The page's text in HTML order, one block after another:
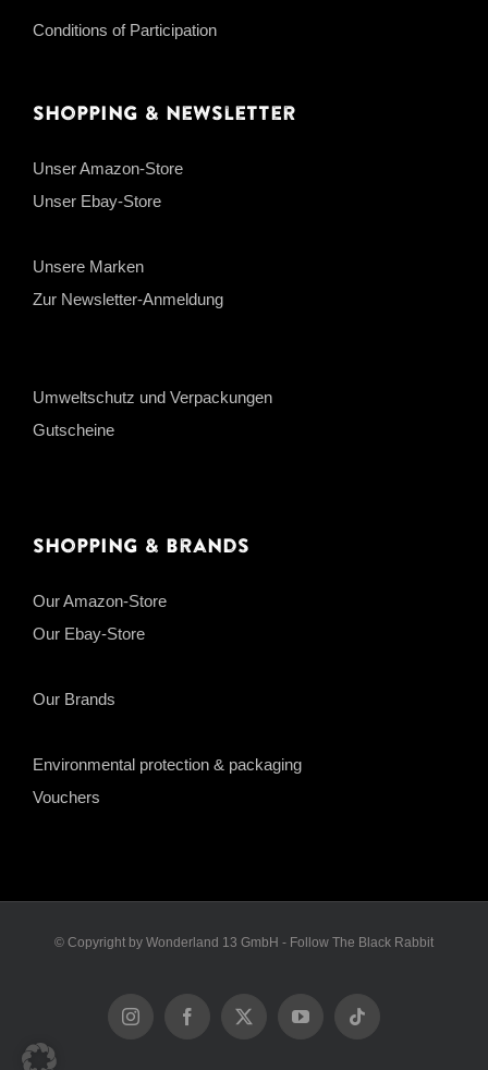
Conditions of Participation
Shopping & Newsletter
Unser Amazon-Store
Unser Ebay-Store
Unsere Marken
Zur Newsletter-Anmeldung
Umweltschutz und Verpackungen
Gutscheine
Shopping & Brands
Our Amazon-Store
Our Ebay-Store
Our Brands
Environmental protection & packaging
Vouchers
© Copyright by Wonderland 13 GmbH - Follow The Black Rabbit
InstagramFacebook
X YouTubeTiktok